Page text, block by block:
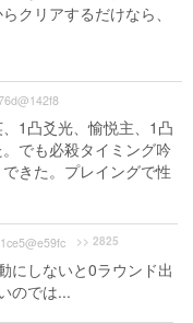
クリアするだけなら、
1凸爻光、愉悦主、1凸
でも必殺タイミング吟
きた。プレイングで性
>> 2825
にしないと0ラウンド出
のでは...